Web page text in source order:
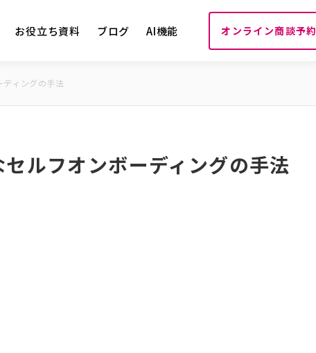
お役立ち資料 ブログ AI機能 オンライン商談予約
ィングの手法
ルフオンボーディングの手法